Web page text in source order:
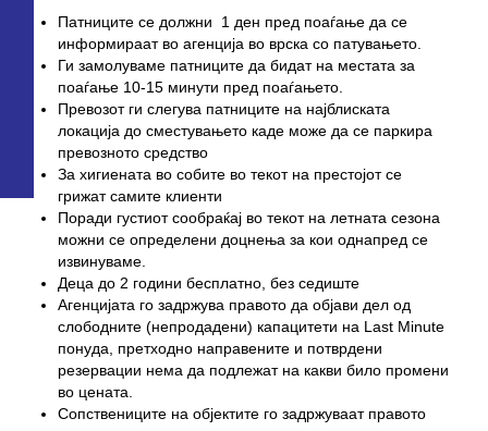
Патниците се должни 1 ден пред поаѓање да се
информираат во агенција во врска со патувањето.
Ги замолуваме патниците да бидат на местата за
поаѓање 10-15 минути пред поаѓањето.
Превозот ги слегува патниците на најблиската
локација до сместувањето каде може да се паркира
превозното средство
За хигиената во собите во текот на престојот се
грижат самите клиенти
Поради густиот сообраќај во текот на летната сезона
можни се определени доцнења за кои однапред се
извинуваме.
Деца до 2 години бесплатно, без седиште
Агенцијата го задржува правото да објави дел од
слободните (непродадени) капацитети на Last Minute
понуда, претходно направените и потврдени
резервации нема да подлежат на какви било промени
во цената.
Сопствениците на објектите го задржуваат правото